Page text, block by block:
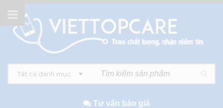
Tất cả danh mục
Tư vấn báo giá